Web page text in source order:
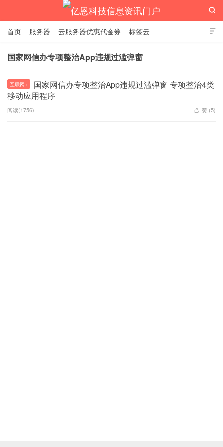
亿恩科技信息资讯门户

首页 服务器 云服务器优惠代金券 标签云

国家网信办专项整治App违规过滥弹窗
互联网+
国家网信办专项整治App违规过滥弹窗 专项整治4类
移动应用程序
阅读(1756)  赞 (5)